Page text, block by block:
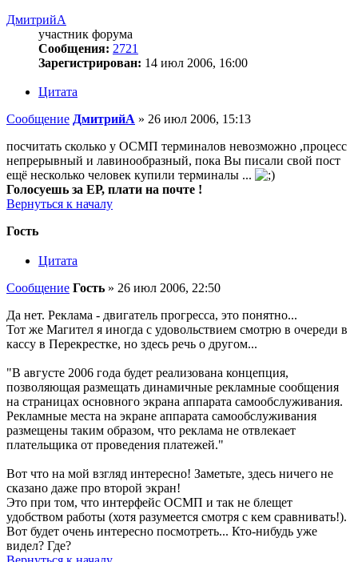
ДмитрийА
участник форума
Сообщения: 2721
Зарегистрирован: 14 июл 2006, 16:00
Цитата
Сообщение ДмитрийА » 26 июл 2006, 15:13
посчитать сколько у ОСМП терминалов невозможно ,процесс
непрерывный и лавинообразный, пока Вы писали свой пост
ещё несколько человек купили терминалы ...
Голосуешь за ЕР, плати на почте !
Вернуться к началу
Гость
Цитата
Сообщение Гость » 26 июл 2006, 22:50
Да нет. Реклама - двигатель прогресса, это понятно...
Тот же Магител я иногда с удовольствием смотрю в очереди в
кассу в Перекрестке, но здесь речь о другом...
"В августе 2006 года будет реализована концепция,
позволяющая размещать динамичные рекламные сообщения
на страницах основного экрана аппарата самообслуживания.
Рекламные места на экране аппарата самообслуживания
размещены таким образом, что реклама не отвлекает
плательщика от проведения платежей."
Вот что на мой взгляд интересно! Заметьте, здесь ничего не
сказано даже про второй экран!
Это при том, что интерфейс ОСМП и так не блещет
удобством работы (хотя разумеется смотря с кем сравнивать!).
Вот будет очень интересно посмотреть... Кто-нибудь уже
видел? Где?